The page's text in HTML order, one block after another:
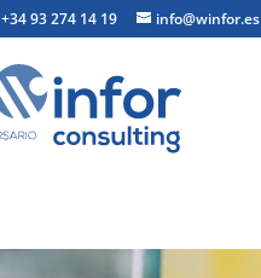
+34 93 274 14 19 info@winfor.es